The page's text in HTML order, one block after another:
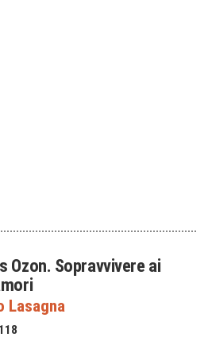
Ozon. Sopravvivere ai
Lasagna